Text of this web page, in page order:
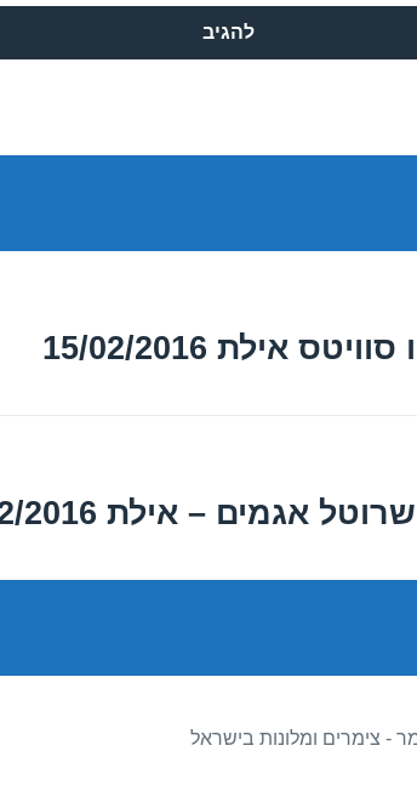
אילת 15/02/2016
אגמים – אילת 28/02/2016
- צימרים ומלונות בישראל